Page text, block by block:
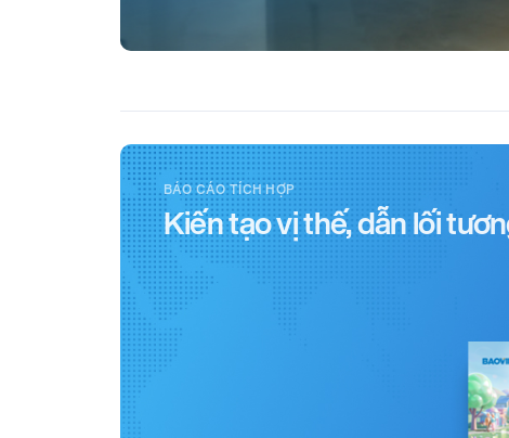
BÁO CÁO TÍCH HỢP
Kiến tạo vị thế, dẫn lối